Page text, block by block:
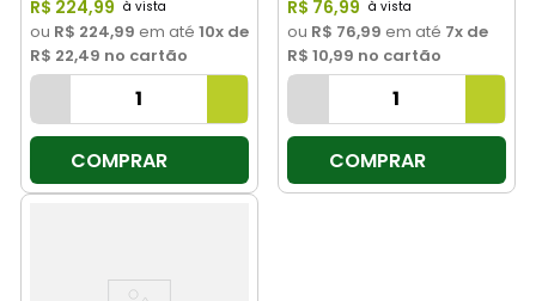
R$ 224,99
ou R$ 224,99 em até 10x de
R$ 22,49 no cartão
COMPRAR
R$ 76,99
ou R$ 76,99 em até 7x de
R$ 10,99 no cartão
COMPRAR